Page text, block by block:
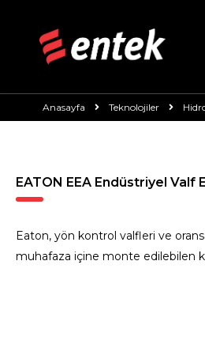
Anasayfa Teknolojiler
EATON EEA Endüstriyel Valf
Eaton, yön kontrol valfleri ve
muhafaza içine monte edilebilen